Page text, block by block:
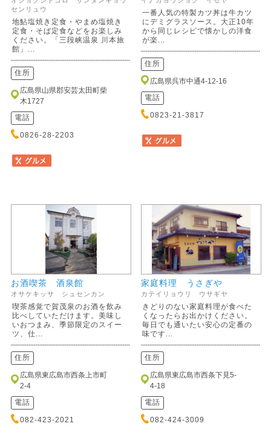
センリュウ
地鮎塩焼き定食・やまめ塩焼き
定食・そば定食などをお楽しみ
ください。「三段峡温泉 川本旅
館」...
住所
広島県山県郡安芸太田町柴
木1727
電話
0826-28-2203
一番人気の特製カツ丼は牛カツ
にデミグラスソース。大正10年
から同じレシピで懐かしの洋食
が楽...
住所
広島県呉市中通4-12-16
電話
0823-21-3817
お酒喫茶 酒泉館
オサケキッサ シュセンカン
喫茶感覚で賀茂泉のお酒を飲み
比べしていただけます。美味し
いおつまみ、季節限定のスイー
ツ、仕...
住所
広島県東広島市西条上市町
2-4
電話
082-423-2021
家庭料理 うさぎや
カテイリョウリ ウサギヤ
きどりのない家庭料理が食べた
くなったらお出かけください。
毎日でも通いたい安心の定番の
味です...
住所
広島県東広島市西条下見5-
4-18
電話
082-424-3009